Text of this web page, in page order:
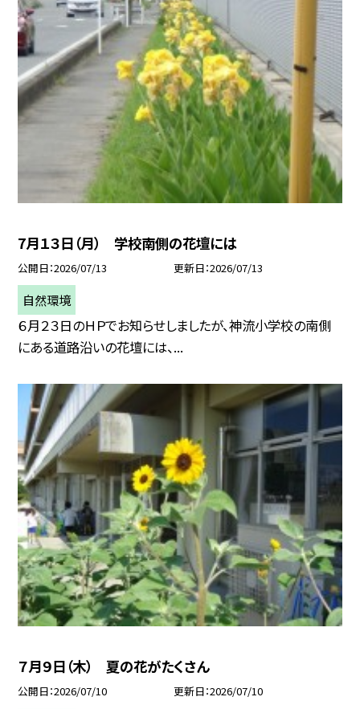
7月１３日（月） 学校南側の花壇には
公開日 2026/07/13 更新日 2026/07/13
自然環境
６月２３日のＨＰでお知らせしましたが、神流小学校の南側
にある道路沿いの花壇には、...
７月９日（木） 夏の花がたくさん
公開日 2026/07/10 更新日 2026/07/10